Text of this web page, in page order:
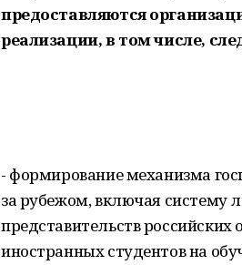
предоставляются
реализации, в том числе,
- формирование механизма
за рубежом, включая систему
представительств
иностранных студентов на